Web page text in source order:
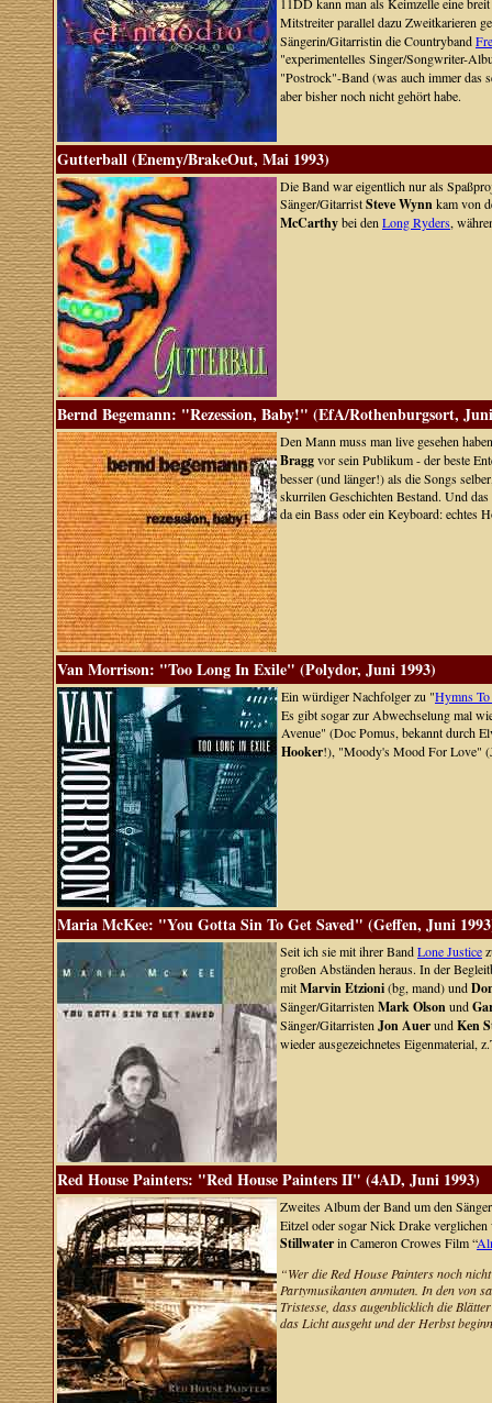
Mitstreiter parallel dazu Zweitkarieren
Sängerin/Gitarristin die Countryband
"experimentelles Singer/Songwriter-
"Postrock"-Band (was auch immer das
aber bisher noch nicht gehört habe.
Gutterball (Enemy/BrakeOut, Mai 1993)
Die Band war eigentlich nur als
Sänger/GitarristSteve Wynnkam von
McCarthybei den Long Ryders,
Bernd Begemann: "Rezession, Baby!" (EfA/Rothenburgsort,
Den Mann muss man live gesehen
Braggvor sein Publikum - der beste
besser (und länger!) als die Songs
skurrilen Geschichten Bestand. Und
da ein Bass oder ein Keyboard: echtes
Van Morrison: "Too Long In Exile" (Polydor, Juni 1993)
Ein würdiger Nachfolger zu "Hymns
Es gibt sogar zur Abwechselung mal
Avenue" (Doc Pomus, bekannt durch
Hooker!), "Moody's Mood For Love"
Maria McKee: "You Gotta Sin To Get Saved" (Geffen, Juni
Seit ich sie mit ihrer BandLone Justice
großen Abständen heraus. In der
mitMarvin Etzioni(bg, mand) und
Sänger/Gitarristen Mark Olsonund
Sänger/Gitarristen Jon AuerundKen
wieder ausgezeichnetes Eigenmaterial,
Red House Painters: "Red House Painters II" (4AD, Juni 1993)
Zweites Album der Band um den
Eitzel oder sogar Nick Drake
Stillwaterin Cameron Crowes Film “
“Wer die Red House Painters noch
Partymusikanten anmuten. In den von
Tristesse, dass augenblicklich die
das Licht ausgeht und der Herbst